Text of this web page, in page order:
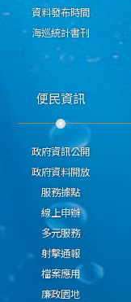
資料發布時間
海巡統計書刊
便民資訊
政府資訊公開
政府資料開放
服務據點
線上申辦
多元服務
射擊通報
檔案應用
廉政園地